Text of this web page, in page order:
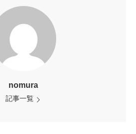
nomura
記事一覧